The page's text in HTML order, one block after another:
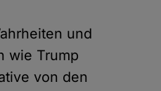
und
wie Trump
von den